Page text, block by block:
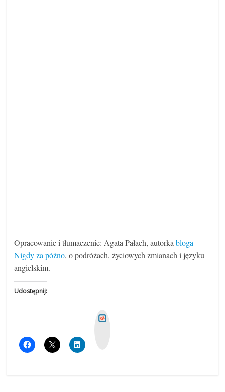
Opracowanie i tłumaczenie: Agata Pałach, autorkabloga
Nigdy za późno, o podróżach, życiowych zmianach i języku
angielskim.
Udostępnij: